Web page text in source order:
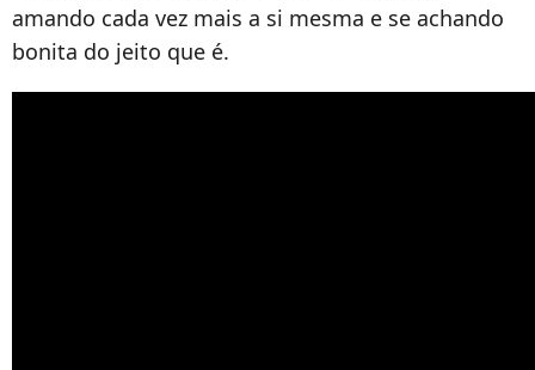
amando cada vez mais a si mesma e se achando
bonita do jeito que é.